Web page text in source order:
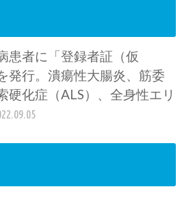
患者に「登録者証（仮
発行。潰瘍性大腸炎、筋委
硬化症（ALS）、全身性エリ